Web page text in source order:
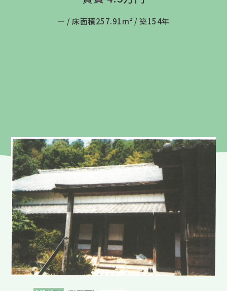
― / 床面積257.91m² / 築154年